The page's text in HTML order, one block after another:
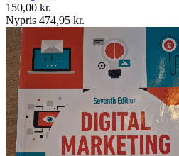
150,00 kr.
Nypris 474,95 kr.